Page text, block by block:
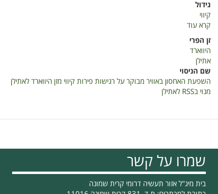
גידול
קיווי
קרא עוד
על
רגישות
פירות
מזן
זן הפרי
היווארד
אתילן
שם הניסוי
השפעת האחסון באוויר מבוקר על רגישות פירות קיווי מזן היווארד לאתילן
מנוי בRSS לאתילן
שמרו על קשר
בית מיג"ל אזור תעשיה דרומי קרית שמונה